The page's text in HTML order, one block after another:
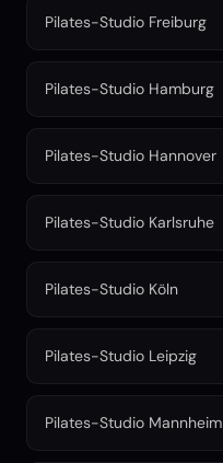
Pilates-Studio Freiburg
Pilates-Studio Hamburg
Pilates-Studio Hannover
Pilates-Studio Karlsruhe
Pilates-Studio Köln
Pilates-Studio Leipzig
Pilates-Studio Mannheim